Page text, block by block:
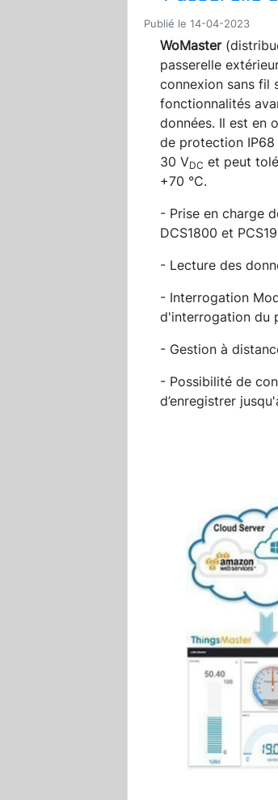
Publié le 14-04-2023
WoMaster
passerelle
connexion sans fil
fonctionnalités
données. Il est en
de protection
30 VDC et peut
+70 °C.
- Prise en charge
DCS1800 et
- Lecture des
- Interrogation
d'interrogation du
- Gestion à
- Possibilité de
d’enregistrer